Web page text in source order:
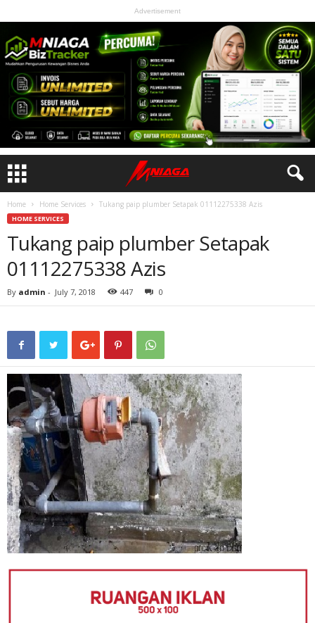
Advertisement
Home Home Services Tukang paip plumber Setapak 01112275338 Azis
HOME SERVICES
Tukang paip plumber Setapak
01112275338 Azis
By admin - July 7, 2018 447 0